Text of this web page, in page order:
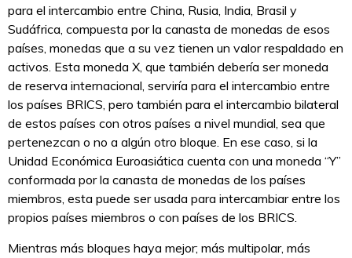
para el intercambio entre China, Rusia, India, Brasil y
Sudáfrica, compuesta por la canasta de monedas de esos
países, monedas que a su vez tienen un valor respaldado en
activos. Esta moneda X, que también debería ser moneda
de reserva internacional, serviría para el intercambio entre
los países BRICS, pero también para el intercambio bilateral
de estos países con otros países a nivel mundial, sea que
pertenezcan o no a algún otro bloque. En ese caso, si la
Unidad Económica Euroasiática cuenta con una moneda “Y”
conformada por la canasta de monedas de los países
miembros, esta puede ser usada para intercambiar entre los
propios países miembros o con países de los BRICS.
Mientras más bloques haya mejor; más multipolar, más